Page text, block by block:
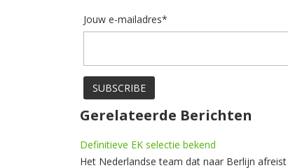
Jouw e-mailadres*
Gerelateerde Berichten
Definitieve EK selectie bekend
Het Nederlandse team dat naar Berlijn